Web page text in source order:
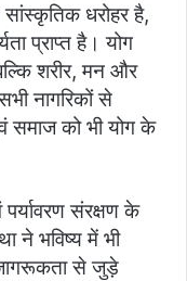
सांस्कृतिक धरोहर है,
प्राप्त है। योग
शरीर, मन और
नागरिकों से
समाज को भी योग के
पर्यावरण संरक्षण के
ने भविष्य में भी
से जुड़े